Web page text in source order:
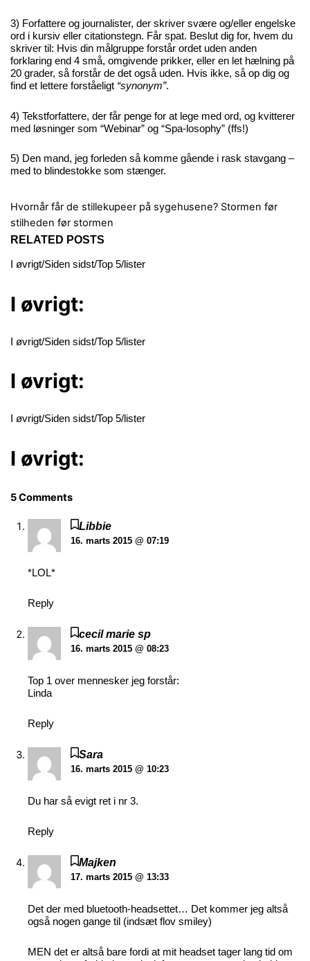
3) Forfattere og journalister, der skriver svære og/eller engelske
ord i kursiv eller citationstegn. Får spat. Beslut dig for, hvem du
skriver til: Hvis din målgruppe forstår ordet uden anden
forklaring end 4 små, omgivende prikker, eller en let hælning på
20 grader, så forstår de det også uden. Hvis ikke, så op dig og
find et lettere forståeligt “synonym”.
4) Tekstforfattere, der får penge for at lege med ord, og kvitterer
med løsninger som “Webinar” og “Spa-losophy” (ffs!)
5) Den mand, jeg forleden så komme gående i rask stavgang –
med to blindestokke som stænger.
Hvornår får de stillekupeer på sygehusene?Stormen før
stilheden før stormen
RELATED POSTS
I øvrigt/Siden sidst/Top 5/lister
I øvrigt:
I øvrigt/Siden sidst/Top 5/lister
I øvrigt:
I øvrigt/Siden sidst/Top 5/lister
I øvrigt:
5 Comments
Libbie
16. marts 2015 @ 07:19
*LOL*
Reply
cecil marie sp
16. marts 2015 @ 08:23
Top 1 over mennesker jeg forstår:
Linda
Reply
Sara
16. marts 2015 @ 10:23
Du har så evigt ret i nr 3.
Reply
Majken
17. marts 2015 @ 13:33
Det der med bluetooth-headsettet… Det kommer jeg altså
også nogen gange til (indsæt flov smiley)
MEN det er altså bare fordi at mit headset tager lang tid om